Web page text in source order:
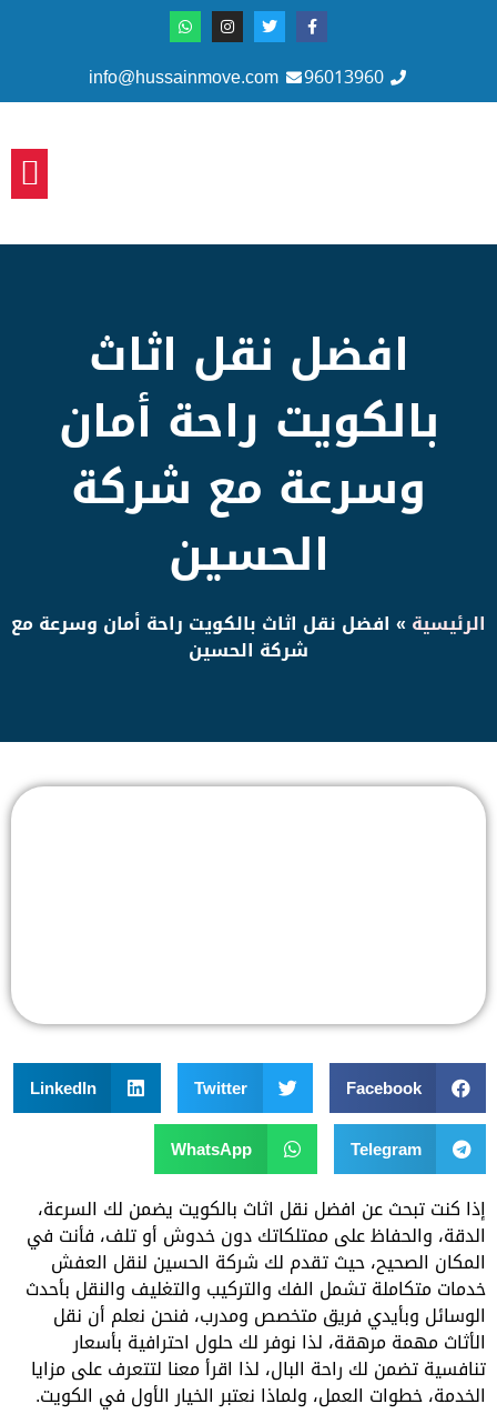
96013960
info@hussainmove.com
افضل نقل اثاث
بالكويت راحة أمان
وسرعة مع شركة
الحسين
الرئيسية» افضل نقل اثاث بالكويت راحة أمان وسرعة مع
شركة الحسين
Facebook
Twitter
LinkedIn
Telegram
WhatsApp
إذا كنت تبحث عن افضل نقل اثاث بالكويت يضمن لك السرعة،
الدقة، والحفاظ على ممتلكاتك دون خدوش أو تلف، فأنت في
المكان الصحيح، حيث تقدم لك شركة الحسين لنقل العفش
خدمات متكاملة تشمل الفك والتركيب والتغليف والنقل بأحدث
الوسائل وبأيدي فريق متخصص ومدرب، فنحن نعلم أن نقل
الأثاث مهمة مرهقة، لذا نوفر لك حلول احترافية بأسعار
تنافسية تضمن لك راحة البال، لذا اقرأ معنا لتتعرف على مزايا
الخدمة، خطوات العمل، ولماذا نعتبر الخيار الأول في الكويت.